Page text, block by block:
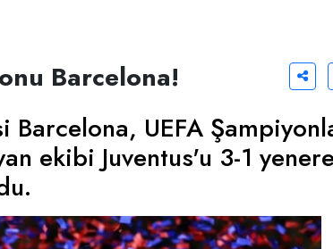
Barcelona!
Barcelona, UEFA
ekibi Juventus'u 3-1